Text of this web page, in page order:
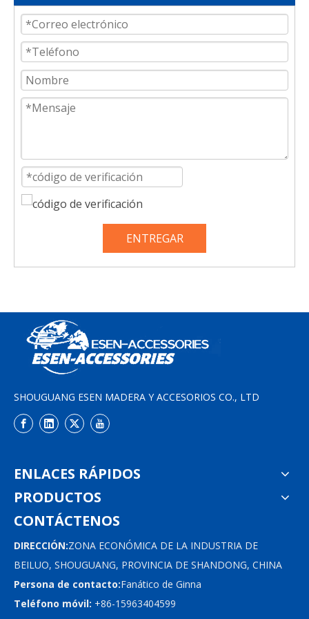
ENTREGAR
SHOUGUANG ESEN MADERA Y ACCESORIOS CO., LTD
ENLACES RÁPIDOS
PRODUCTOS
CONTÁCTENOS
DIRECCIÓN:ZONA ECONÓMICA DE LA INDUSTRIA DE
BEILUO, SHOUGUANG, PROVINCIA DE SHANDONG, CHINA
Persona de contacto:Fanático de Ginna
Teléfono móvil: +86-15963404599